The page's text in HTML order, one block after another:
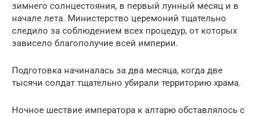
зимнего солнцестояния, в первый лунный месяц и в
начале лета. Министерство церемоний тщательно
следило за соблюдением всех процедур, от которых
зависело благополучие всей империи.
Подготовка начиналась за два месяца, когда две
тысячи солдат тщательно убирали территорию храма.
Ночное шествие императора к алтарю обставлялось с